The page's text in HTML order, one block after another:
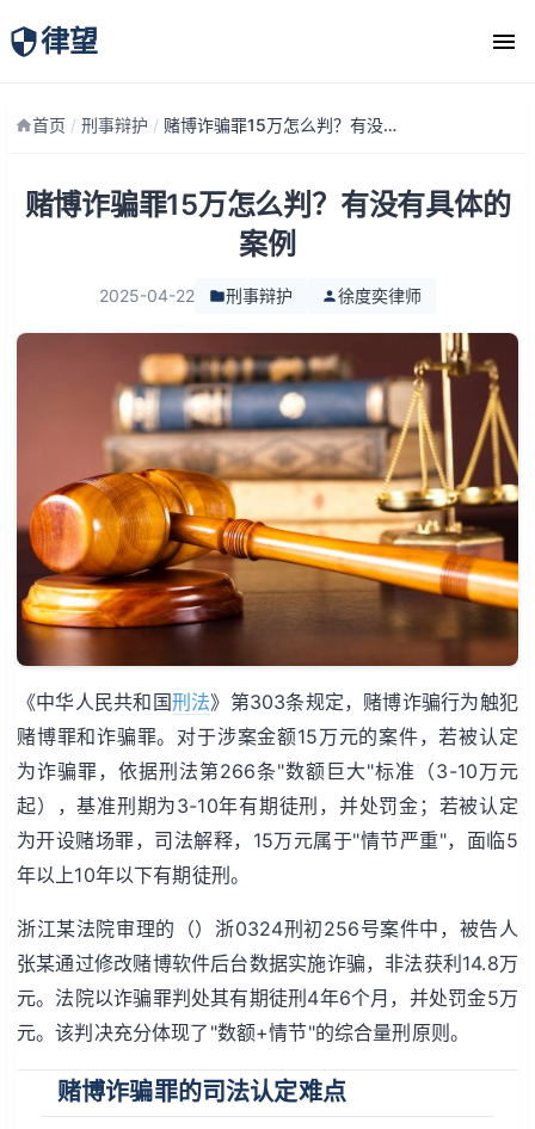
律望
律师团队
首页 / 刑事辩护 / 赌博诈骗罪15万怎么判？有没有具体的案例
赌博诈骗罪15万怎么判？有没有具体的
案例
2025-04-22 刑事辩护 徐度奕律师
《中华人民共和国刑法》第303条规定，赌博诈骗行为触犯
赌博罪和诈骗罪。对于涉案金额15万元的案件，若被认定
为诈骗罪，依据刑法第266条"数额巨大"标准（3-10万元
起），基准刑期为3-10年有期徒刑，并处罚金；若被认定
为开设赌场罪，司法解释，15万元属于"情节严重"，面临5
年以上10年以下有期徒刑。
浙江某法院审理的（）浙0324刑初256号案件中，被告人
张某通过修改赌博软件后台数据实施诈骗，非法获利14.8万
元。法院以诈骗罪判处其有期徒刑4年6个月，并处罚金5万
元。该判决充分体现了"数额+情节"的综合量刑原则。
赌博诈骗罪的司法认定难点